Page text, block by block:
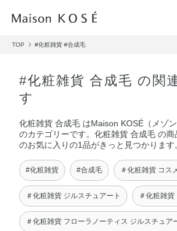
TOP #化粧雑貨 #合成毛
#化粧雑貨 合成毛 の関
す
化粧雑貨 合成毛 はMaison KOSÉ（メゾ
のカテゴリーです。化粧雑貨 合成毛 の商
のお気に入りの1品がきっと見つかります
#化粧雑貨 #合成毛 ＃化粧雑貨 コス
＃化粧雑貨 ジルスチュアート ＃化粧雑
＃化粧雑貨 フローラノーティス ジルスチュア